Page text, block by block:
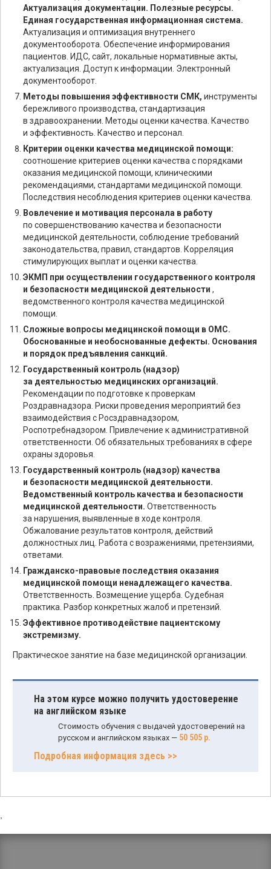
Актуализация документации. Полезные ресурсы.
Единая государственная информационная система.
Актуализация и оптимизация внутреннего
документооборота. Обеспечение информирования
пациентов. ИДС, сайт, локальные нормативные акты,
актуализация. Доступ к информации. Электронный
документооборот.
Методы повышения эффективности СМК, инструменты
бережливого производства, стандартизация
в здравоохранении. Методы оценки качества. Качество
и эффективность. Качество и персонал.
Критерии оценки качества медицинской помощи:
соотношение критериев оценки качества с порядками
оказания медицинской помощи, клиническими
рекомендациями, стандартами медицинской помощи.
Последствия несоблюдения критериев оценки качества.
Вовлечение и мотивация персонала в работу
по совершенствованию качества и безопасности
медицинской деятельности, соблюдение требований
законодательства, правил, стандартов. Корреляция
стимулирующих выплат и оценки качества.
ЭКМП при осуществлении государственного контроля
и безопасности медицинской деятельности ,
ведомственного контроля качества медицинской
помощи.
Сложные вопросы медицинской помощи в ОМС.
Обоснованные и необоснованные дефекты. Основания
и порядок предъявления санкций.
Государственный контроль (надзор)
за деятельностью медицинских организаций.
Рекомендации по подготовке к проверкам
Роздравнадзора. Риски проведения мероприятий без
взаимодействия с Росздравнадзором,
Роспотребнадзором. Привлечение к административной
ответственности. Об обязательных требованиях в сфере
охраны здоровья.
Государственный контроль (надзор) качества
и безопасности медицинской деятельности.
Ведомственный контроль качества и безопасности
медицинской деятельности. Ответственность
за нарушения, выявленные в ходе контроля.
Обжалование результатов контроля, действий
должностных лиц. Работа с возражениями, претензиями,
ответами.
Гражданско-правовые последствия оказания
медицинской помощи ненадлежащего качества.
Ответственность. Возмещение ущерба. Судебная
практика. Разбор конкретных жалоб и претензий.
Эффективное противодействие пациентскому
экстремизму.
Практическое занятие на базе медицинской организации.
На этом курсе можно получить удостоверение
на английском языке
Стоимость обучения с выдачей удостоверений на
русском и английском языках — 50 505 р.
Подробная информация здесь >>